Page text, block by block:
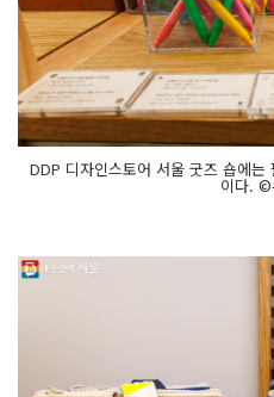
DDP 디자인스토어 서울 굿즈 숍에
이다. ©